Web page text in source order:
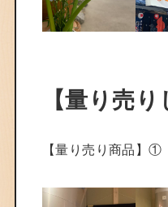
【量り売り
【量り売り商品】①